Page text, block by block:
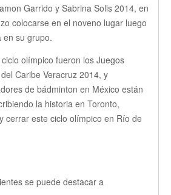
Garrido y Sabrina Solis 2014, en
colocarse en el noveno lugar luego
en su grupo.
olímpico fueron los Juegos
Caribe Veracruz 2014, y
de bádminton en México están
la historia en Toronto,
cerrar este ciclo olímpico en Río de
se puede destacar a